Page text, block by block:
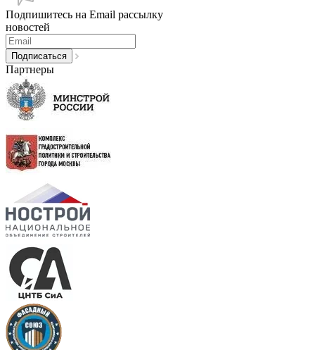
Подпишитесь на Email рассылку
новостей
Партнеры